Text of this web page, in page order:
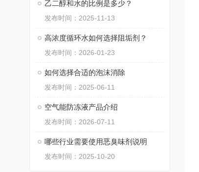
乙二醇和水的比例是多少？
发布时间：2025-11-13
高浓度循环水如何选择阻垢剂？
发布时间：2026-01-23
如何选择合适的泡沫消除
发布时间：2025-06-11
空气能防冻液产品介绍
发布时间：2026-07-11
哪些行业需要使用恶臭味剂说明
发布时间：2025-10-20